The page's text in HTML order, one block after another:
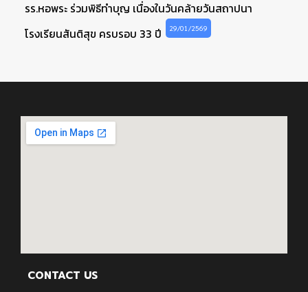
รร.หอพระ ร่วมพิธีทำบุญ เนื่องในวันคล้ายวันสถาปนา
โรงเรียนสันติสุข ครบรอบ 33 ปี
29/01/2569
CONTACT US